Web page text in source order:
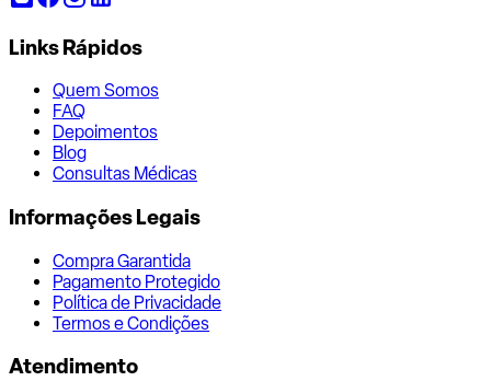
Links Rápidos
Quem Somos
FAQ
Depoimentos
Blog
Consultas Médicas
Informações Legais
Compra Garantida
Pagamento Protegido
Política de Privacidade
Termos e Condições
Atendimento